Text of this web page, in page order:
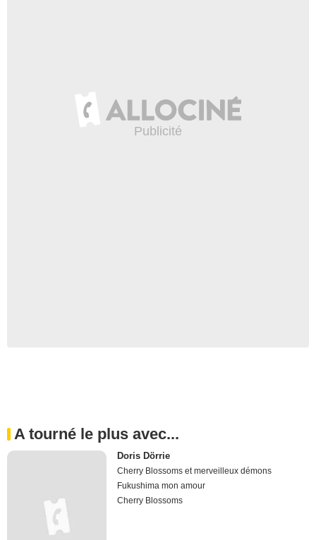
A tourné le plus avec...
Doris Dörrie
Cherry Blossoms et merveilleux démons
Fukushima mon amour
Cherry Blossoms